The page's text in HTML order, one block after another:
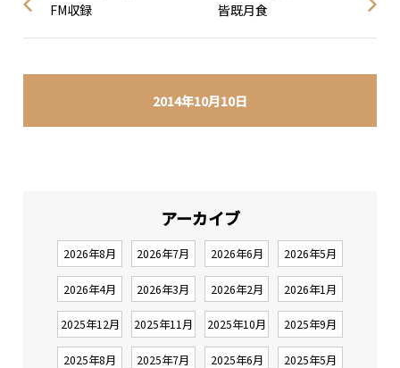
2014年10月10日
FM収録 皆既月食
アーカイブ
2026年8月 2026年7月 2026年6月 2026年5月
2026年4月 2026年3月 2026年2月 2026年1月
2025年12月 2025年11月 2025年10月 2025年9月
2025年8月 2025年7月 2025年6月 2025年5月